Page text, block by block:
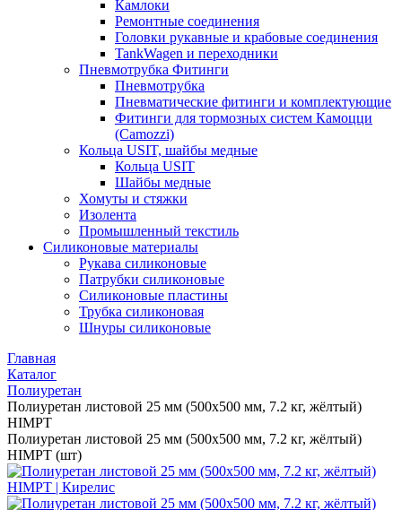
Камлоки
Ремонтные соединения
Головки рукавные и крабовые соединения
TankWagen и переходники
Пневмотрубка Фитинги
Пневмотрубка
Пневматические фитинги и комплектующие
Фитинги для тормозных систем Камоцци
(Camozzi)
Кольца USIT, шайбы медные
Кольца USIT
Шайбы медные
Хомуты и стяжки
Изолента
Промышленный текстиль
Силиконовые материалы
Рукава силиконовые
Патрубки силиконовые
Силиконовые пластины
Трубка силиконовая
Шнуры силиконовые
Главная
Каталог
Полиуретан
Полиуретан листовой 25 мм (500х500 мм, 7.2 кг, жёлтый)
HIMPT
Полиуретан листовой 25 мм (500х500 мм, 7.2 кг, жёлтый)
HIMPT (шт)